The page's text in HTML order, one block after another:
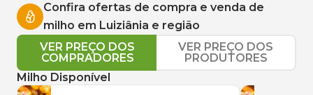
Confira ofertas de compra e venda de
milho em Luiziânia e região
VER PREÇO DOS
COMPRADORES
VER PREÇO DOS
PRODUTORES
Milho Disponível